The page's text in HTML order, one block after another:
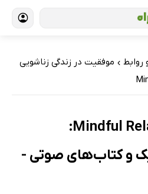
روابط › موفقیت در زندگی زناشویی
Mindful Relationship Habits:
و کتاب‌های صوتی -